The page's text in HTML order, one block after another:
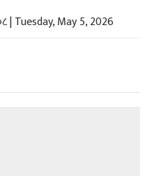
| Tuesday, May 5, 2026